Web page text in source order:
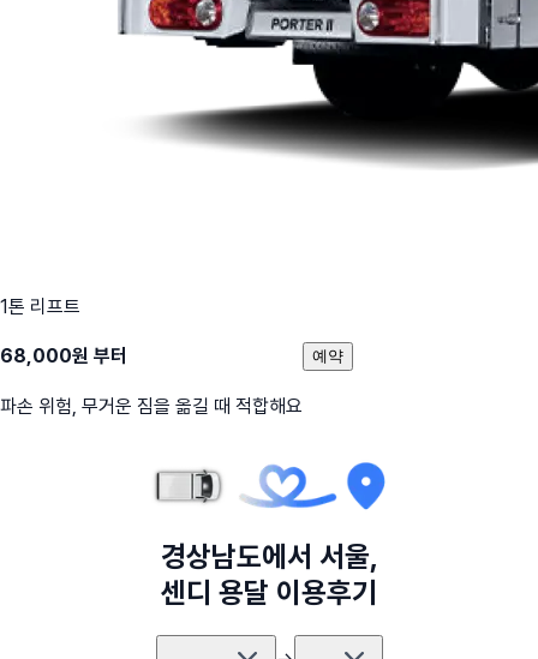
1톤 리프트
68,000원 부터
파손 위험, 무거운 짐을 옮길 때 적합해요
예약
경상남도에서 서울,
센디 용달 이용후기